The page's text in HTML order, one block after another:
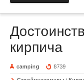
кирпича
camping 8739